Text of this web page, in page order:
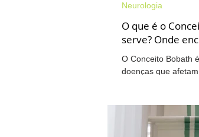
Fisioterapia
Walkiria na mídia
Cervicalgia
O que é o
serve? Onde
O Conceito Bobath
doenças que
Neurologia